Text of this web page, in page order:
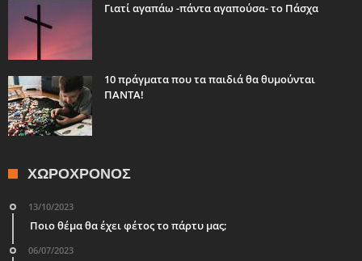
Γιατί αγαπάω -πάντα αγαπούσα- το Πάσχα
10 πράγματα που τα παιδιά θα θυμούνται
ΠΑΝΤΑ!
ΧΩΡΟΧΡΌΝΟΣ
13/10/2023
Ποιο θέμα θα έχει φέτος το πάρτυ μας;
06/07/2023